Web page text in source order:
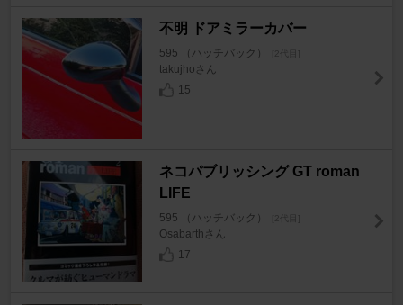
不明 ドアミラーカバー
595 （ハッチバック） [2代目]
takujhoさん
15
ネコパブリッシング GT roman
LIFE
595 （ハッチバック） [2代目]
Osabarthさん
17